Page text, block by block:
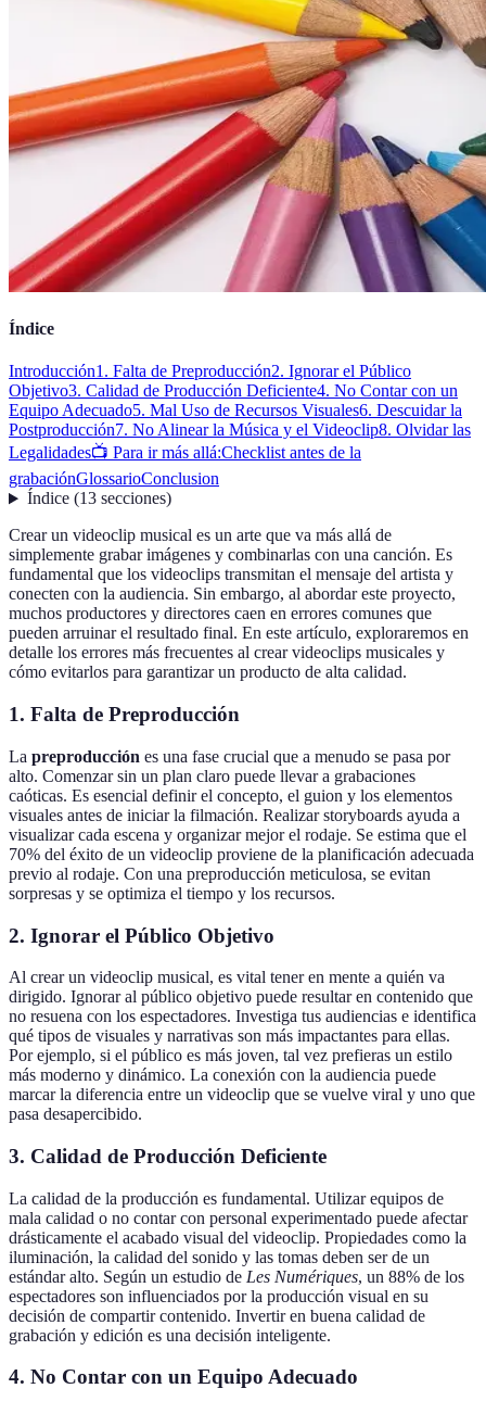
Índice
Introducción1. Falta de Preproducción2. Ignorar el Público
Objetivo3. Calidad de Producción Deficiente4. No Contar con un
Equipo Adecuado5. Mal Uso de Recursos Visuales6. Descuidar la
Postproducción7. No Alinear la Música y el Videoclip8. Olvidar las
Legalidades📺 Para ir más allá:Checklist antes de la
grabaciónGlossarioConclusion
Índice(13 secciones)
Crear un videoclip musical es un arte que va más allá de
simplemente grabar imágenes y combinarlas con una canción. Es
fundamental que los videoclips transmitan el mensaje del artista y
conecten con la audiencia. Sin embargo, al abordar este proyecto,
muchos productores y directores caen en errores comunes que
pueden arruinar el resultado final. En este artículo, exploraremos en
detalle los errores más frecuentes al crear videoclips musicales y
cómo evitarlos para garantizar un producto de alta calidad.
1. Falta de Preproducción
La preproducción es una fase crucial que a menudo se pasa por
alto. Comenzar sin un plan claro puede llevar a grabaciones
caóticas. Es esencial definir el concepto, el guion y los elementos
visuales antes de iniciar la filmación. Realizar storyboards ayuda a
visualizar cada escena y organizar mejor el rodaje. Se estima que el
70% del éxito de un videoclip proviene de la planificación adecuada
previo al rodaje. Con una preproducción meticulosa, se evitan
sorpresas y se optimiza el tiempo y los recursos.
2. Ignorar el Público Objetivo
Al crear un videoclip musical, es vital tener en mente a quién va
dirigido. Ignorar al público objetivo puede resultar en contenido que
no resuena con los espectadores. Investiga tus audiencias e identifica
qué tipos de visuales y narrativas son más impactantes para ellas.
Por ejemplo, si el público es más joven, tal vez prefieras un estilo
más moderno y dinámico. La conexión con la audiencia puede
marcar la diferencia entre un videoclip que se vuelve viral y uno que
pasa desapercibido.
3. Calidad de Producción Deficiente
La calidad de la producción es fundamental. Utilizar equipos de
mala calidad o no contar con personal experimentado puede afectar
drásticamente el acabado visual del videoclip. Propiedades como la
iluminación, la calidad del sonido y las tomas deben ser de un
estándar alto. Según un estudio de Les Numériques, un 88% de los
espectadores son influenciados por la producción visual en su
decisión de compartir contenido. Invertir en buena calidad de
grabación y edición es una decisión inteligente.
4. No Contar con un Equipo Adecuado